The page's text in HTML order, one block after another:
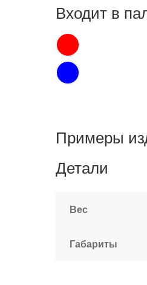
Входит в
Примеры
Детали
Вес
Габариты